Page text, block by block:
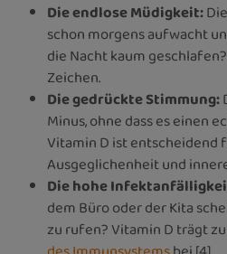
Die endlose Müdigkeit:
schon morgens aufwacht
die Nacht kaum
Zeichen.
Die gedrückte Stimmung:
Minus, ohne dass es einen
Vitamin D ist entscheidend
Ausgeglichenheit und
Die hohe
dem Büro oder der Kita
zu rufen? Vitamin D trägt